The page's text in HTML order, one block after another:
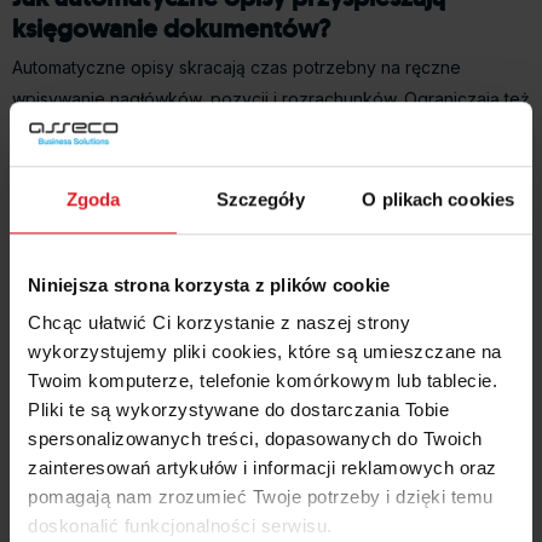
Zgoda Szczegóły O plikach cookies
Niniejsza strona korzysta z plików cookie
Chcąc ułatwić Ci korzystanie z naszej strony
wykorzystujemy pliki cookies, które są umieszczane na
Twoim komputerze, telefonie komórkowym lub tablecie.
Pliki te są wykorzystywane do dostarczania Tobie
spersonalizowanych treści, dopasowanych do Twoich
zainteresowań artykułów i informacji reklamowych oraz
pomagają nam zrozumieć Twoje potrzeby i dzięki temu
doskonalić funkcjonalności serwisu.
księgowanie dokumentów?
Automatyczne opisy skracają czas potrzebny na ręczne
wpisywanie nagłówków, pozycji i rozrachunków. Ograniczają też
liczbę powtarzalnych czynności przy księgowaniu podobnych
dokumentów. Najważniejsze korzyści to:
mniej ręcznego wpisywania treści,
większa spójność opisów,
łatwiejsze przygotowanie danych do JPK_KR.
Automatyczne opisy w Wapro Fakir pomagają przyspieszyć
księgowanie dokumentów przez automatyczne uzupełnianie
nagłówków, pozycji i rozrachunków. Funkcja obsługuje opisy
stałe oraz dynamiczne, które można definiować w słowniku
opisów, typach dokumentów, automatach VAT i schematach
importu. Dzięki temu można ograniczyć ręczne wpisywanie
treści, zachować spójność opisów i lepiej uporządkować dane